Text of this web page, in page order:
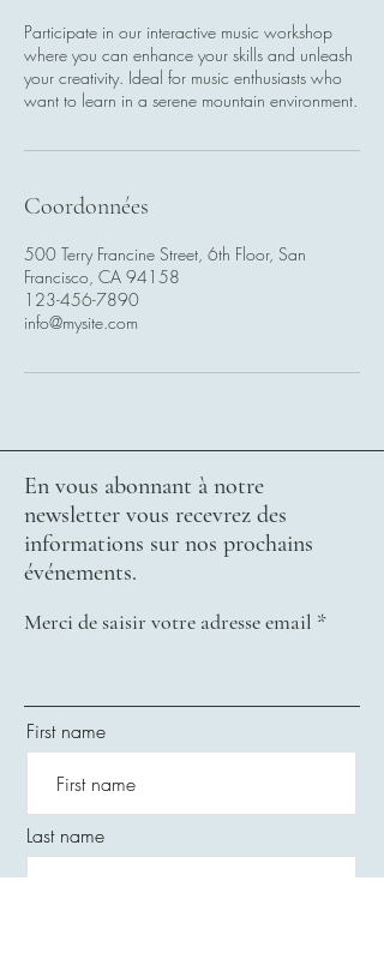
Participate in our interactive music workshop
where you can enhance your skills and unleash
your creativity. Ideal for music enthusiasts who
want to learn in a serene mountain environment.
Coordonnées
500 Terry Francine Street, 6th Floor, San
Francisco, CA 94158
123-456-7890
info@mysite.com
En vous abonnant à notre
newsletter vous recevrez des
informations sur nos prochains
événements.
Merci de saisir votre adresse email
First name
Last name